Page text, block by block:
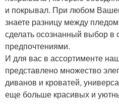
и покрывал. При любом
знаете разницу между
сделать осознанный выбор в
предпочтениями.
И для вас в ассортименте
представлено множество
диванов и кроватей,
еще больше красивых и